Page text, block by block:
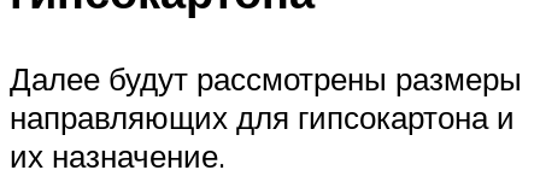
Далее будут рассмотрены размеры
направляющих для гипсокартона и
их назначение.